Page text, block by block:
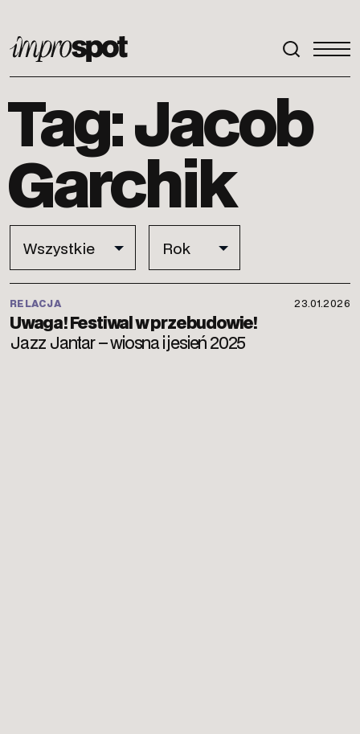
ImproSpot
Tag: Jacob
Garchik
Uwaga! Festiwal w przebudowie!
Jazz Jantar – wiosna i jesień 2025
RELACJA 23.01.2026